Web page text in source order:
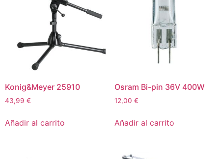
Konig&Meyer 25910
43,99 €
Añadir al carrito
Osram Bi-pin 36V 400W
12,00 €
Añadir al carrito